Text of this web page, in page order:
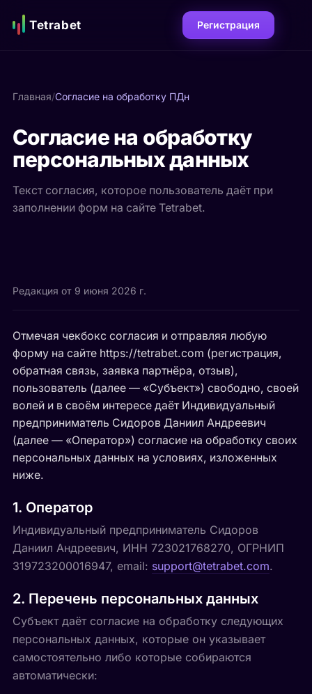
Tetrabet Регистрация
Главная/Согласие на обработку ПДн
Согласие на обработку
персональных данных
Текст согласия, которое пользователь даёт при
заполнении форм на сайте Tetrabet.
Редакция от 9 июня 2026 г.
Отмечая чекбокс согласия и отправляя любую
форму на сайте https://tetrabet.com (регистрация,
обратная связь, заявка партнёра, отзыв),
пользователь (далее — «Субъект») свободно, своей
волей и в своём интересе даёт Индивидуальный
предприниматель Сидоров Даниил Андреевич
(далее — «Оператор») согласие на обработку своих
персональных данных на условиях, изложенных
ниже.
1. Оператор
Индивидуальный предприниматель Сидоров
Даниил Андреевич, ИНН 723021768270, ОГРНИП
319723200016947, email: support@tetrabet.com.
2. Перечень персональных данных
Субъект даёт согласие на обработку следующих
персональных данных, которые он указывает
самостоятельно либо которые собираются
автоматически: